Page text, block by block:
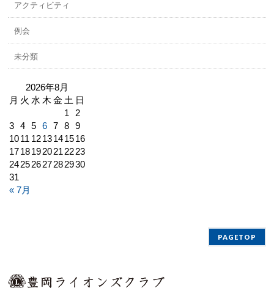
アクティビティ
例会
未分類
2026年8月
月 火 水 木 金 土 日
« 7月
1
2
3
4 5 6 7 8
9
1011 1213141516
1718192021 2223
24252627282930
31
PAGETOP